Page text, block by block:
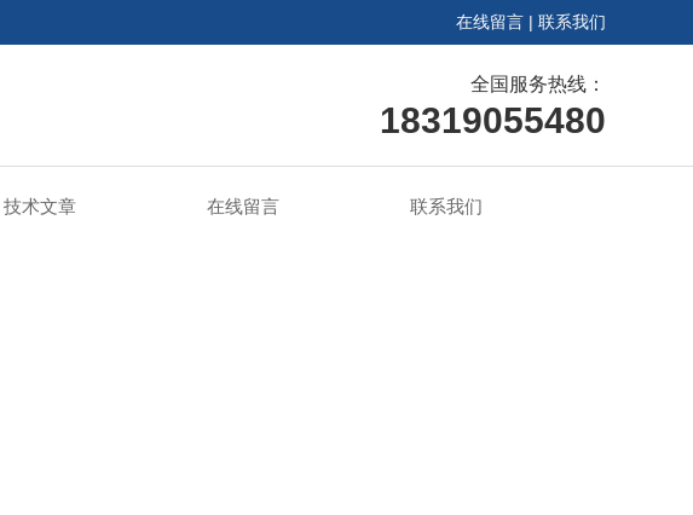
在线留言 | 联系我们
全国服务热线：
18319055480
技术文章 在线留言 联系我们